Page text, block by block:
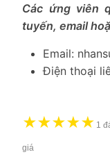
Các ứng viên
tuyến, email
Email:
Điện thoại
★★★★★ 1
giá